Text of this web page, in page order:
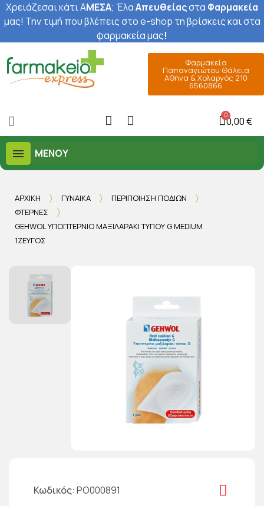
Χρειάζεσαι κάτι ΑΜΕΣΑ; ΈλαΑπευθείαςστα Φαρμακεία
μας! Την τιμή που βλέπεις στο e-shop τη βρίσκεις και στα
φαρμακεία μας!
Φαρμακεία
Παπαναγιώτου Θάλεια
Αθήνα & Χολαργός 210
6560866
0,00 €
ΜΕΝΟΎ
ΑΡΧΙΚΉ ΓΥΝΑΊΚΑ
ΠΕΡΙΠΟΊΗΣΗ ΠΟΔΙΏΝ
ΦΤΈΡΝΕΣ
GEHWOL ΥΠΟΠΤΈΡΝΙΟ ΜΑΞΙΛΑΡΆΚΙ ΤΎΠΟΥ G MEDIUM
1ΖΕΎΓΟΣ
Κωδικός PO000891